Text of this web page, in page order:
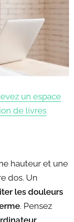
un espace
de livres
hauteur et une
dos. Un
les douleurs
. Pensez